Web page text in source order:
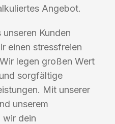
Angebot.
Kunden
einen stressfreien
legen großen Wert
sorgfältige
Mit unserer
unserem
wir dein